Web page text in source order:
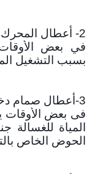
2- أعطال المحرك الرئيسى بغسالة جنرال :
في بعض
بسبب التشغيل
3-أعطال صمام دخول المياه بغسالة جنرال :
فى بعض الأوقات
المياة للغسالة
الحوض الخاص